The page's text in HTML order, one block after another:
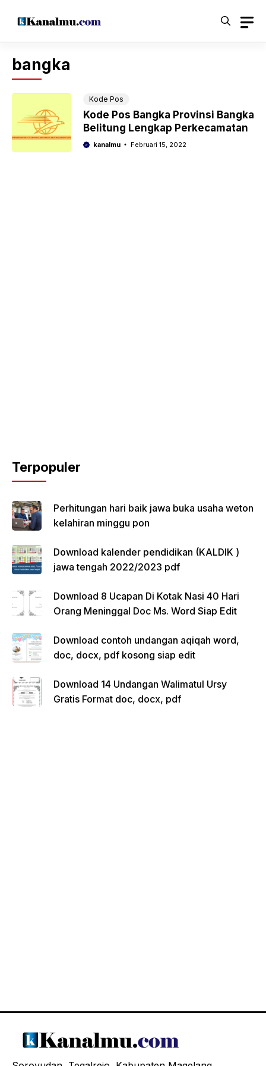
bangka
Kode Pos
Kode Pos Bangka Provinsi Bangka
Belitung Lengkap Perkecamatan
kanalmu Februari 15, 2022
Terpopuler
Perhitungan hari baik jawa buka usaha weton
kelahiran minggu pon
Download kalender pendidikan (KALDIK )
jawa tengah 2022/2023 pdf
Download 8 Ucapan Di Kotak Nasi 40 Hari
Orang Meninggal Doc Ms. Word Siap Edit
Download contoh undangan aqiqah word,
doc, docx, pdf kosong siap edit
Download 14 Undangan Walimatul Ursy
Gratis Format doc, docx, pdf